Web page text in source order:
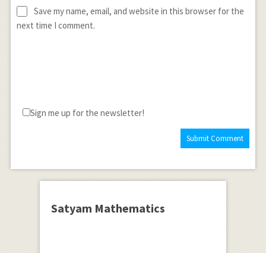
Save my name, email, and website in this browser for the
next time I comment.
Sign me up for the newsletter!
Satyam Mathematics